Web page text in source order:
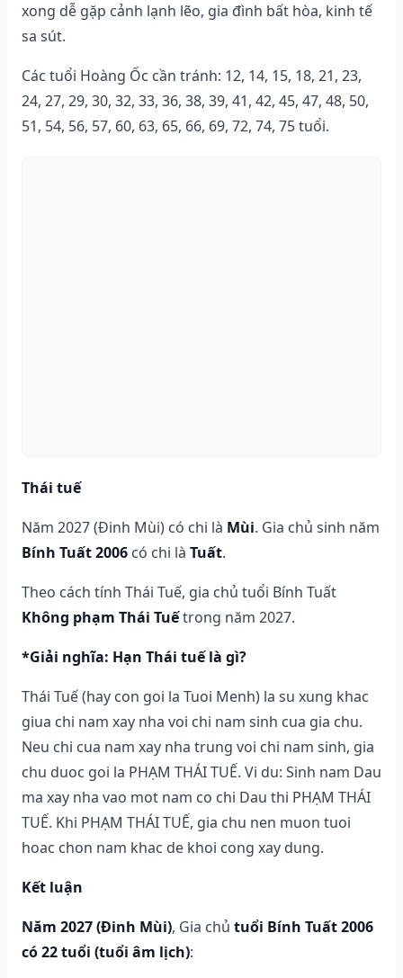
xong dễ gặp cảnh lạnh lẽo, gia đình bất hòa, kinh tế
sa sút.
Các tuổi Hoàng Ốc cần tránh: 12, 14, 15, 18, 21, 23,
24, 27, 29, 30, 32, 33, 36, 38, 39, 41, 42, 45, 47, 48, 50,
51, 54, 56, 57, 60, 63, 65, 66, 69, 72, 74, 75 tuổi.
Thái tuế
Năm 2027 (Đinh Mùi) có chi là Mùi. Gia chủ sinh năm
Bính Tuất 2006 có chi là Tuất.
Theo cách tính Thái Tuế, gia chủ tuổi Bính Tuất
Không phạm Thái Tuếtrong năm 2027.
*Giải nghĩa: Hạn Thái tuế là gì?
Thái Tuế (hay con goi la Tuoi Menh) la su xung khac
giua chi nam xay nha voi chi nam sinh cua gia chu.
Neu chi cua nam xay nha trung voi chi nam sinh, gia
chu duoc goi la PHẠM THÁI TUẾ. Vi du: Sinh nam Dau
ma xay nha vao mot nam co chi Dau thi PHẠM THÁI
TUẾ. Khi PHẠM THÁI TUẾ, gia chu nen muon tuoi
hoac chon nam khac de khoi cong xay dung.
Kết luận
Năm 2027 (Đinh Mùi), Gia chủ tuổi Bính Tuất 2006
có 22 tuổi (tuổi âm lịch):